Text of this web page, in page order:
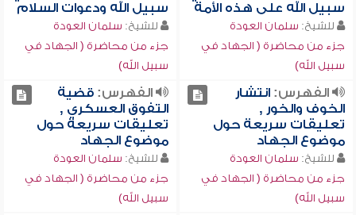
سبيل الله على هذه الأمة
للشيخ: سلمان العودة
جزء من محاضرة ( الجهاد في
سبيل الله)
سبيل الله ودعوات السلام
للشيخ: سلمان العودة
جزء من محاضرة ( الجهاد في
سبيل الله)
الفهرس:انتشار
الخوف والخور ,
تعليقات سريعة حول
موضوع الجهاد
للشيخ: سلمان العودة
جزء من محاضرة ( الجهاد في
سبيل الله)
الفهرس:قضية
التفوق العسكري ,
تعليقات سريعة حول
موضوع الجهاد
للشيخ: سلمان العودة
جزء من محاضرة ( الجهاد في
سبيل الله)